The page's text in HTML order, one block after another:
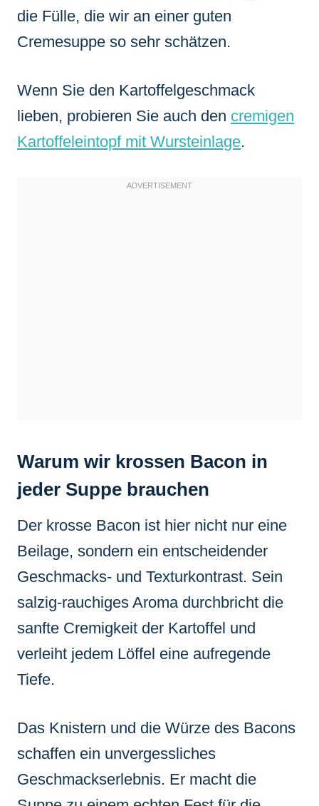
die Fülle, die wir an einer guten
Cremesuppe so sehr schätzen.
Wenn Sie den Kartoffelgeschmack
lieben, probieren Sie auch den cremigen
Kartoffeleintopf mit Wursteinlage.
Warum wir krossen Bacon in
jeder Suppe brauchen
Der krosse Bacon ist hier nicht nur eine
Beilage, sondern ein entscheidender
Geschmacks- und Texturkontrast. Sein
salzig-rauchiges Aroma durchbricht die
sanfte Cremigkeit der Kartoffel und
verleiht jedem Löffel eine aufregende
Tiefe.
Das Knistern und die Würze des Bacons
schaffen ein unvergessliches
Geschmackserlebnis. Er macht die